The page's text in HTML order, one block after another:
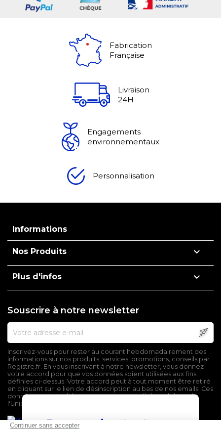
Fabrication
Française
Livraison
24H
Engagements
environnementaux
Personnalisation
Informations
Nos Produits 
Plus d'infos 
Souscrire à notre newsletter
Inscrivez-vous pour rester au courant hebdomadairement des
informations sur nos produits, services, promotions, conseils par
Registre.fr. En vous inscrivant à notre newsletter, vous donnez
votre accord pour que vos données soient utilisées aux fins
définies ci-dessus. Votre accord peut à tout moment être retiré
en cliquant sur le lien de désinscription au bas de nos emails. Ces
données sont stockées sur un serveur localisé en dehors de
l'Union Européenne.
En poursuivant votre